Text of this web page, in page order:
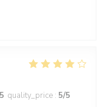
quality_price : 5/5